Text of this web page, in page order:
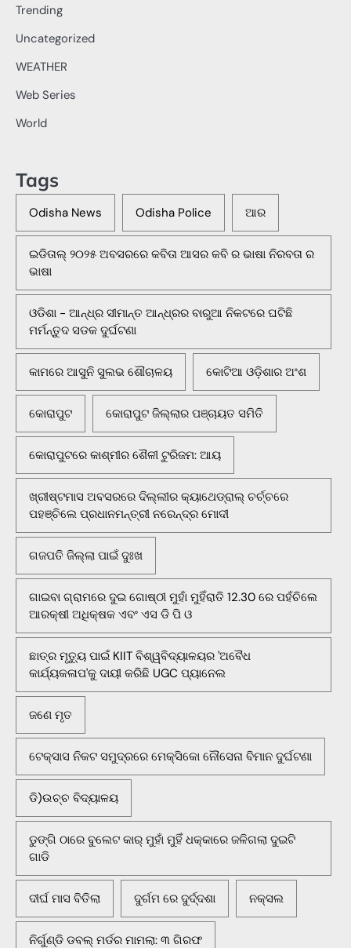
Trending
Uncategorized
WEATHER
Web Series
World
Tags
Odisha News Odisha Police ଆର
ଇଡିତାଲ୍ ୨୦୨୫ ଅବସରରେ କବିତା ଆସର କବି ର ଭାଷା ନିରବତା ର
ଭାଷା
ଓଡିଶା - ଆନ୍ଧ୍ର ସୀମାନ୍ତ ଆନ୍ଧ୍ରର ବାରୁଆ ନିକଟରେ ଘଟିଛି
ମର୍ମନ୍ତୁଦ ସଡକ ଦୁର୍ଘଟଣା
କାମରେ ଆସୁନି ସୁଲଭ ଶୌଚାଳୟ କୋଟିଆ ଓଡ଼ିଶାର ଅଂଶ
କୋରାପୁଟ କୋରାପୁଟ ଜିଲ୍ଲାର ପଞ୍ଚାୟତ ସମିତି
କୋରାପୁଟରେ କାଶ୍ମୀର ଶୈଳୀ ଟୁରିଜମ: ଆୟ
ଖ୍ରୀଷ୍ଟମାସ ଅବସରରେ ଦିଲ୍ଲୀର କ୍ୟାଥେଡ୍ରାଲ୍ ଚର୍ଚ୍ଚରେ
ପହଞ୍ଚିଲେ ପ୍ରଧାନମନ୍ତ୍ରୀ ନରେନ୍ଦ୍ର ମୋଦୀ
ଗଜପତି ଜିଲ୍ଲା ପାଇଁ ଦୁଃଖ
ଗାଇବା ଗ୍ରାମରେ ଦୁଇ ଗୋଷ୍ଠୀ ମୁହାଁ ମୁହିଁରାତି 12.30 ରେ ପହଁଚିଲେ
ଆରକ୍ଷୀ ଅଧିକ୍ଷକ ଏବଂ ଏସ ଡି ପି ଓ
ଛାତ୍ର ମୃତ୍ୟୁ ପାଇଁ KIIT ବିଶ୍ୱବିଦ୍ୟାଳୟର 'ଅବୈଧ
କାର୍ଯ୍ୟକଳାପ'କୁ ଦାୟୀ କରିଛି UGC ପ୍ୟାନେଲ
ଜଣେ ମୃତ
ଟେକ୍ସାସ ନିକଟ ସମୁଦ୍ରରେ ମେକ୍ସିକୋ ନୌସେନା ବିମାନ ଦୁର୍ଘଟଣା
ଡି)ଉଚ୍ଚ ବିଦ୍ୟାଳୟ
ଡୁଙ୍ଗି ଠାରେ ବୁଲେଟ କାର୍ ମୁହାଁ ମୁହିଁ ଧକ୍କାରେ ଜଳିଗଲା ଦୁଇଟି
ଗାଡି
ଦୀର୍ଘ ମାସ ବିତିଲା ଦୁର୍ଗମ ରେ ଦୁର୍ଦ୍ଦଶା ନକ୍ସଲ
ନିର୍ଗୁଣ୍ଡି ଡବଲ୍ ମର୍ଡର ମାମଲା: ୩ ଗିରଫ